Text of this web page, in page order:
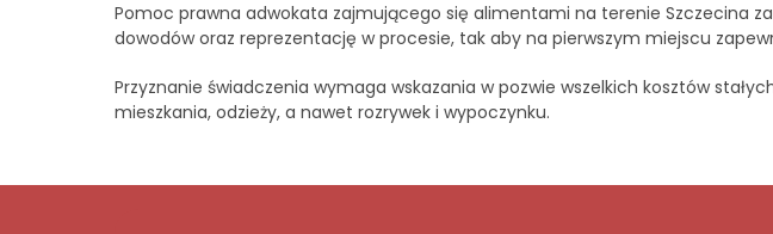
Pomoc prawna adwokata zajmującego się alimentami na terenie Szczecina
dowodów oraz reprezentację w procesie, tak aby na pierwszym miejscu
Przyznanie świadczenia wymaga wskazania w pozwie wszelkich kosztów
mieszkania, odzieży, a nawet rozrywek i wypoczynku.